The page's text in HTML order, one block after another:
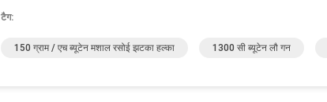
टैग:
150 ग्राम / एच ब्यूटेन मशाल रसोई झटका हल्का 1300 सी ब्यूटेन लौ गन